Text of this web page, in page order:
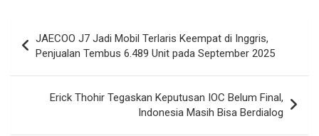
pos
JAECOO J7 Jadi Mobil Terlaris Keempat di Inggris,
Penjualan Tembus 6.489 Unit pada September 2025
Erick Thohir Tegaskan Keputusan IOC Belum Final,
Indonesia Masih Bisa Berdialog